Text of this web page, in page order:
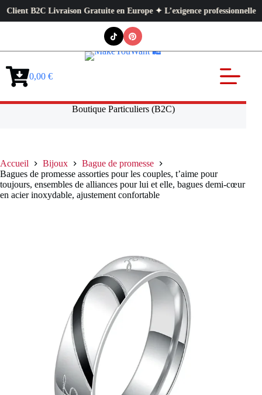
B2C Livraison Gratuite en Europe ✦ L’exigence professionnelle au
Panier0,00 €
Boutique Particuliers (B2C)
Accueil Bijoux
Bague de promesse
Bagues de promesse assorties pour les couples, t’aime pour
toujours, ensembles de alliances pour lui et elle, bagues demi-cœur
en acier inoxydable, ajustement confortable